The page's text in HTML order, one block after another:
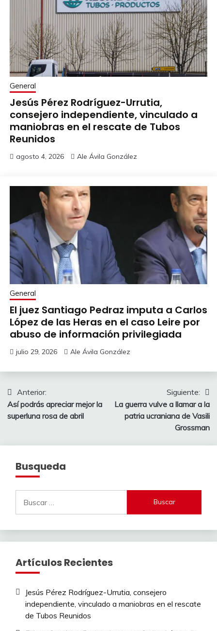
General
Jesús Pérez Rodríguez-Urrutia,
consejero independiente, vinculado a
maniobras en el rescate de Tubos
Reunidos
agosto 4, 2026 Ale Ávila González
General
El juez Santiago Pedraz imputa a Carlos
López de las Heras en el caso Leire por
abuso de información privilegiada
julio 29, 2026 Ale Ávila González
Navegación
de
Anterior:
Así podrás apreciar mejor la
superluna rosa de abril
Siguiente:
La guerra vulve a llamar a la
patria ucraniana de Vasili
Grossman
Busqueda
Artículos Recientes
Jesús Pérez Rodríguez-Urrutia, consejero
independiente, vinculado a maniobras en el rescate
de Tubos Reunidos